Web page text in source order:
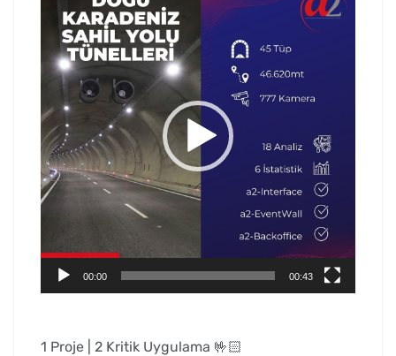
oynatıcı
00:00 00:43
1 Proje | 2 Kritik Uygulama 🤟🏻